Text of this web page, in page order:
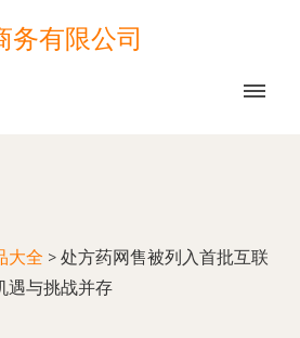
务有限公司
大全 > 处方药网售被列入首批互联
遇与挑战并存